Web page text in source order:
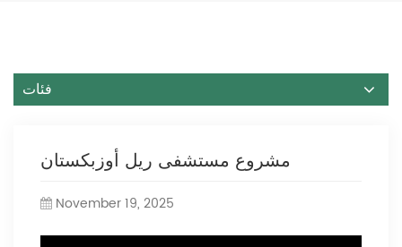
فئات
مشروع مستشفى ريل أوزبكستان
November 19, 2025